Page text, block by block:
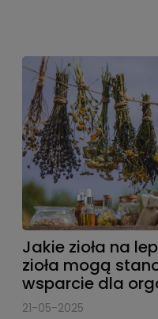
Jakie zioła na
zioła mogą
wsparcie dla
21-05-2025